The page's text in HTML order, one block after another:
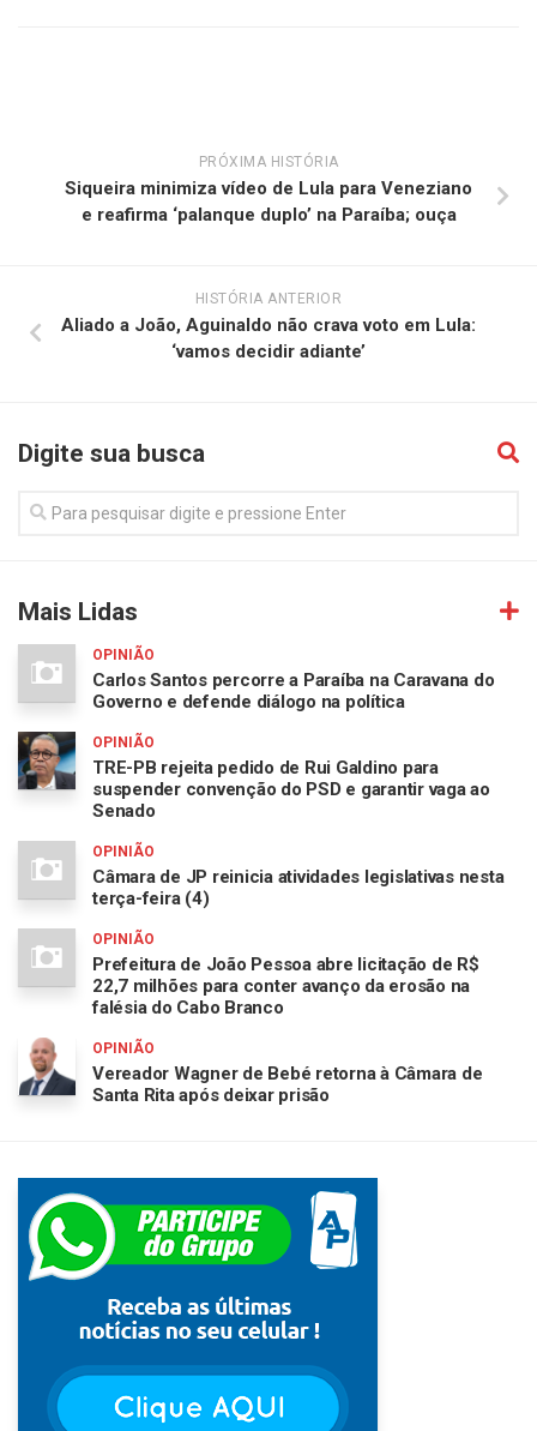
PRÓXIMA HISTÓRIA
Siqueira minimiza vídeo de Lula para Veneziano
e reafirma ‘palanque duplo’ na Paraíba; ouça
HISTÓRIA ANTERIOR
Aliado a João, Aguinaldo não crava voto em Lula:
‘vamos decidir adiante’
Digite sua busca
Mais Lidas
OPINIÃO
Carlos Santos percorre a Paraíba na Caravana do
Governo e defende diálogo na política
OPINIÃO
TRE-PB rejeita pedido de Rui Galdino para
suspender convenção do PSD e garantir vaga ao
Senado
OPINIÃO
Câmara de JP reinicia atividades legislativas nesta
terça-feira (4)
OPINIÃO
Prefeitura de João Pessoa abre licitação de R$
22,7 milhões para conter avanço da erosão na
falésia do Cabo Branco
OPINIÃO
Vereador Wagner de Bebé retorna à Câmara de
Santa Rita após deixar prisão